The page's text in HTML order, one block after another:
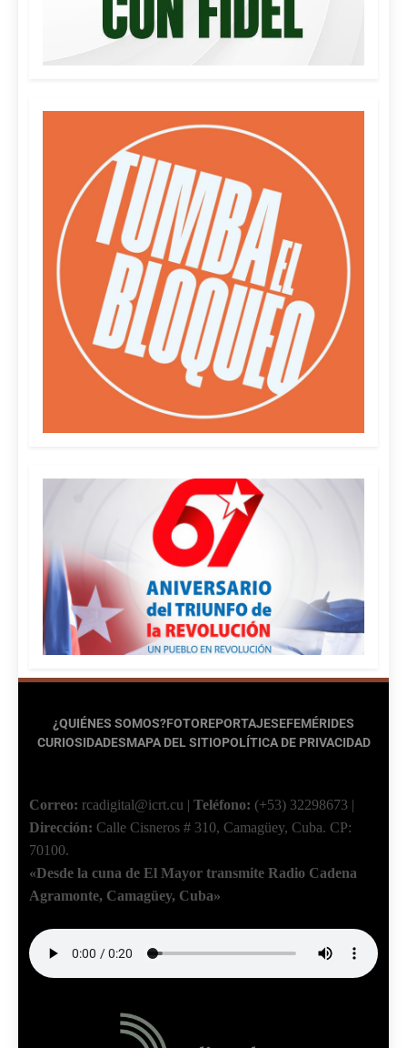
¿QUIÉNES SOMOS?FOTOREPORTAJESEFEMÉRIDES
CURIOSIDADESMAPA DEL SITIOPOLÍTICA DE PRIVACIDAD
Correo: rcadigital@icrt.cu | Teléfono: (+53) 32298673 |
Dirección: Calle Cisneros # 310, Camagüey, Cuba. CP:
70100.
«Desde la cuna de El Mayor transmite Radio Cadena
Agramonte, Camagüey, Cuba»